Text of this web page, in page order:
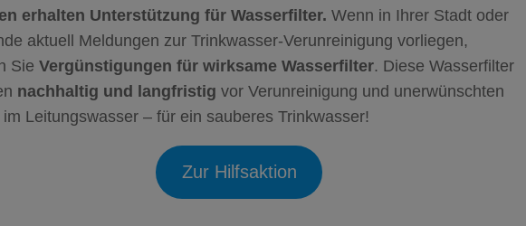
erhalten Unterstützung für Wasserfilter. Wenn in Ihrer Stadt oder
aktuell Meldungen zur Trinkwasser-Verunreinigung vorliegen,
Sie Vergünstigungen für wirksame Wasserfilter. Diese Wasserfilter
nachhaltig und langfristig vor Verunreinigung und unerwünschten
im Leitungswasser – für ein sauberes Trinkwasser!
Zur Hilfsaktion